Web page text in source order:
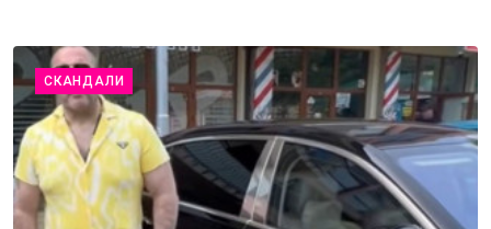
СКАНДАЛИ